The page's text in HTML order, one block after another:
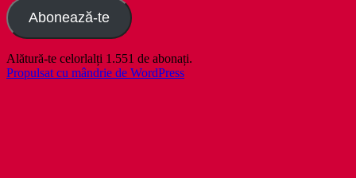
Abonează-te
Alătură-te celorlalți 1.551 de abonați.
Propulsat cu mândrie de WordPress